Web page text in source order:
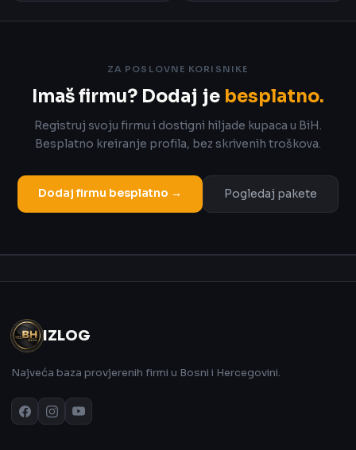
ZA POSLOVNE KORISNIKE
Imaš firmu? Dodaj je besplatno.
Registruj svoju firmu i dostigni hiljade kupaca u BiH.
Besplatno kreiranje profila, bez skrivenih troškova.
Dodaj firmu besplatno → Pogledaj pakete
IZLOG
Najveća baza provjerenih firmi u Bosni i Hercegovini.